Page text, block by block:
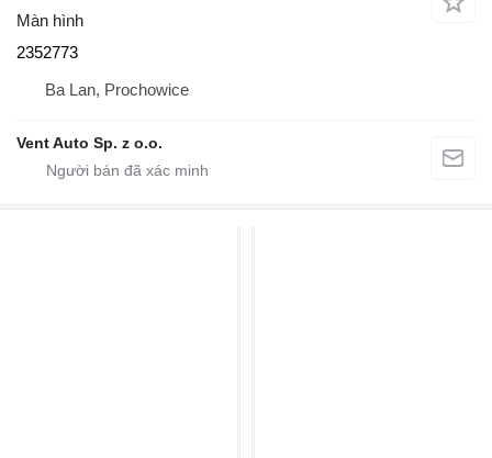
Màn hình
2352773
Ba Lan, Prochowice
Vent Auto Sp. z o.o.